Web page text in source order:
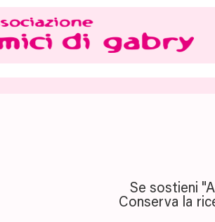
Se sostieni
Conserva la